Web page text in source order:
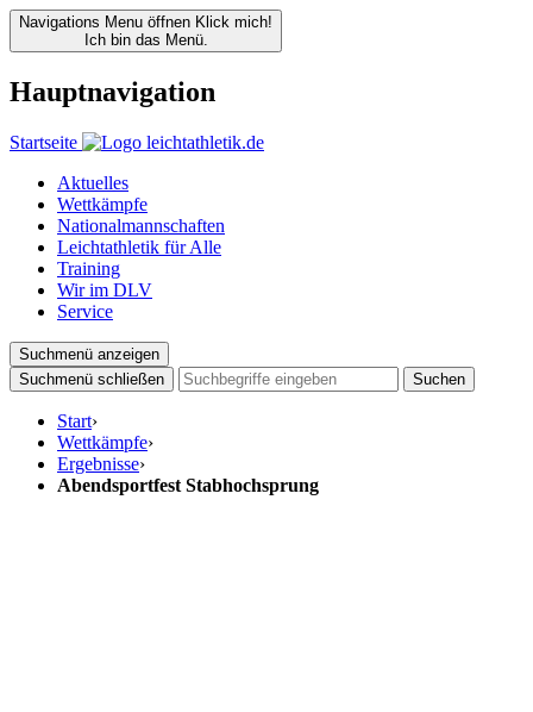
Navigations Menu öffnen Klick mich!
Ich bin das Menü.
Hauptnavigation
Startseite
Aktuelles
Wettkämpfe
Nationalmannschaften
Leichtathletik für Alle
Training
Wir im DLV
Service
Suchmenü anzeigen
Suchmenü schließen
Suchen
Start›
Wettkämpfe›
Ergebnisse›
Abendsportfest Stabhochsprung